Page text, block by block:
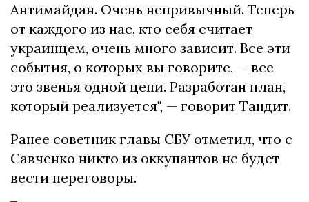
Антимайдан. Очень непривычный. Теперь
от каждого из нас, кто себя считает
украинцем, очень много зависит. Все эти
события, о которых вы говорите, — все
это звенья одной цепи. Разработан план,
который реализуется", — говорит Тандит.
Ранее советник главы СБУ отметил, что с
Савченко никто из оккупантов не будет
вести переговоры.